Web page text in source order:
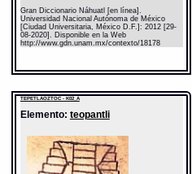
Gran Diccionario Náhuatl [en línea].
Universidad Nacional Autónoma de México
[Ciudad Universitaria, México D.F.]: 2012 [29-
08-2020]. Disponible en la Web
http://www.gdn.unam.mx/contexto/18178
TEPETLAOZTOC - K02_A
Elemento: teopantli